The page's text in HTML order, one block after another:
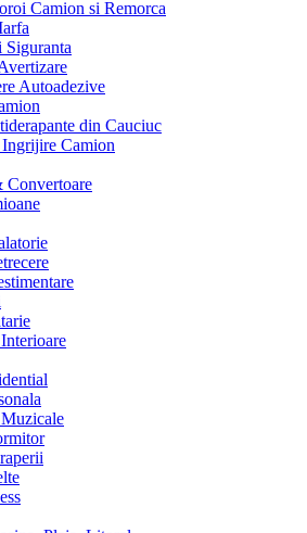
Camion si Remorca
Siguranta
Autoadezive
din Cauciuc
Camion
Convertoare